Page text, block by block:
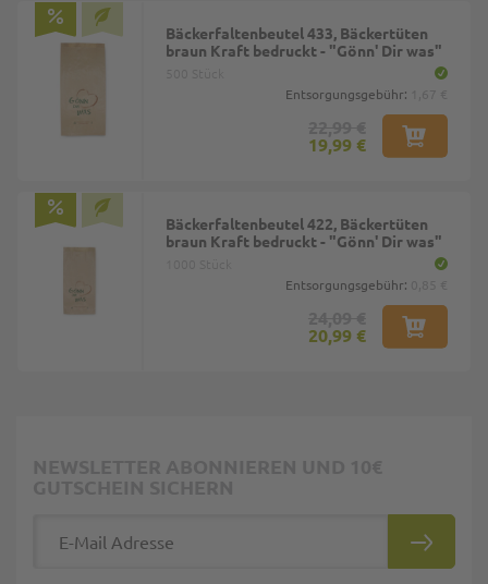
Bäckerfaltenbeutel 433, Bäckertüten
braun Kraft bedruckt - "Gönn' Dir was"
Entsorgungsgebühr:
19,99 €
Bäckerfaltenbeutel 422, Bäckertüten
braun Kraft bedruckt - "Gönn' Dir was"
Entsorgungsgebühr:
20,99 €